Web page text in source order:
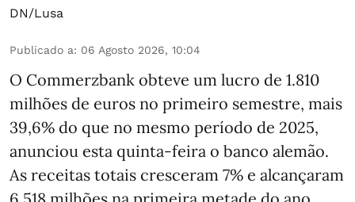
DN/Lusa
Publicado a: 06 Agosto 2026, 10:04
O Commerzbank obteve um lucro de 1.810
milhões de euros no primeiro semestre, mais
39,6% do que no mesmo período de 2025,
anunciou esta quinta-feira o banco alemão.
As receitas totais cresceram 7% e alcançaram